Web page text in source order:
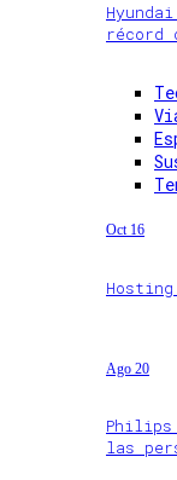
récord
Oct 16
Ago 20
Philips
las